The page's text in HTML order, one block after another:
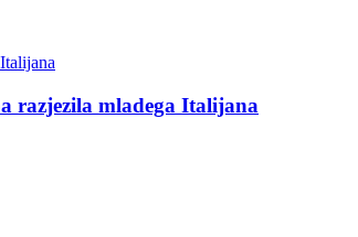
razjezila mladega Italijana